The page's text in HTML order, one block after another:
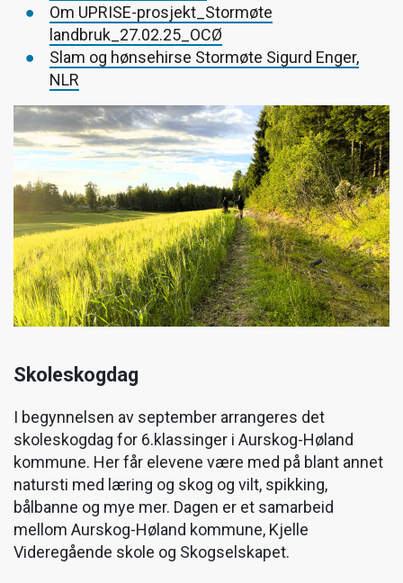
Om UPRISE-prosjekt_Stormøte
landbruk_27.02.25_OCØ
Slam og hønsehirse Stormøte Sigurd Enger,
NLR
Skoleskogdag
I begynnelsen av september arrangeres det
skoleskogdag for 6.klassinger i Aurskog-Høland
kommune. Her får elevene være med på blant annet
natursti med læring og skog og vilt, spikking,
bålbanne og mye mer. Dagen er et samarbeid
mellom Aurskog-Høland kommune, Kjelle
Videregående skole og Skogselskapet.